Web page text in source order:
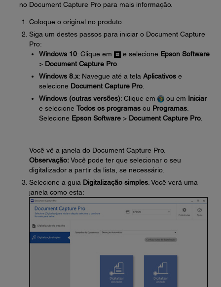
no Document Capture Pro para mais informação.
Coloque o original no produto.
Siga um destes passos para iniciar o Document Capture
Pro:
Windows 10: Clique em e selecione Epson Software
> Document Capture Pro
Windows 8.x: Navegue até a tela Aplicativos e
selecione Document Capture Pro
Windows (outras versões): Clique em ou em Iniciar
e selecione Todos os programas ou Programas
Selecione Epson Software > Document Capture Pro
Você vê a janela do Document Capture Pro.
Observação:Você pode ter que selecionar o seu
digitalizador a partir da lista, se necessário.
Selecione a guia Digitalização simples . Você verá uma
janela como esta: